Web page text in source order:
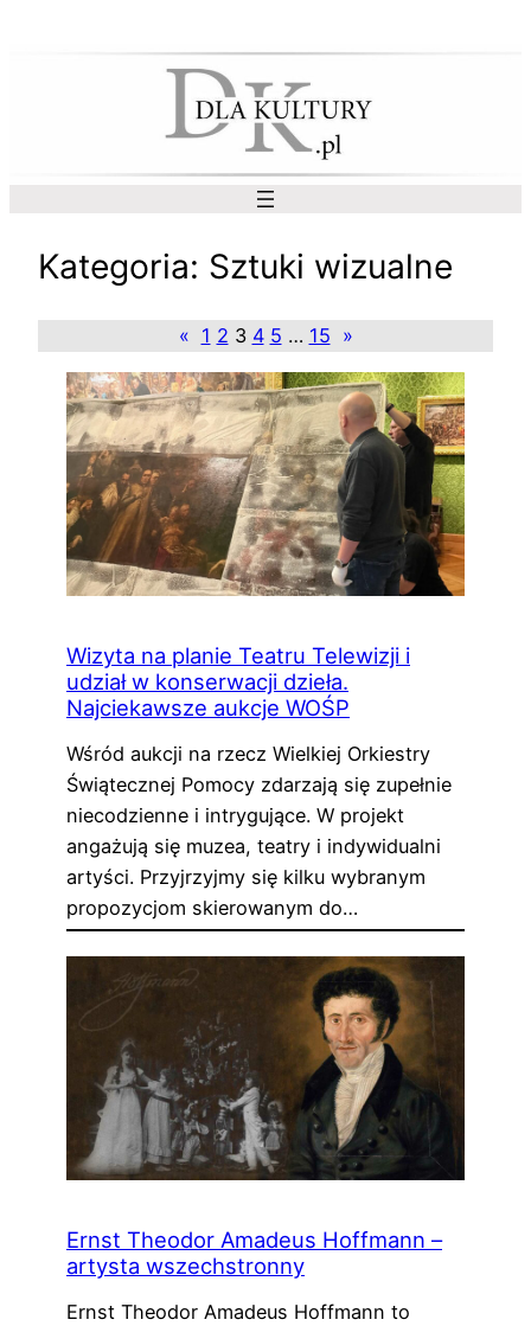
Kategoria: Sztuki wizualne
« 1 2 3 4 5 … 15 »
Wizyta na planie Teatru Telewizji i
udział w konserwacji dzieła.
Najciekawsze aukcje WOŚP
Wśród aukcji na rzecz Wielkiej Orkiestry
Świątecznej Pomocy zdarzają się zupełnie
niecodzienne i intrygujące. W projekt
angażują się muzea, teatry i indywidualni
artyści. Przyjrzyjmy się kilku wybranym
propozycjom skierowanym do…
Ernst Theodor Amadeus Hoffmann –
artysta wszechstronny
Ernst Theodor Amadeus Hoffmann to